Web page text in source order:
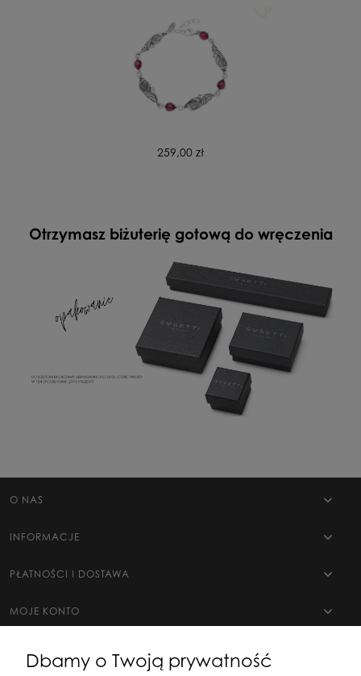
259,00 zł
Otrzymasz biżuterię gotową do wręczenia
O NAS
INFORMACJE
PŁATNOŚCI I DOSTAWA
MOJE KONTO
Dbamy o Twoją prywatność